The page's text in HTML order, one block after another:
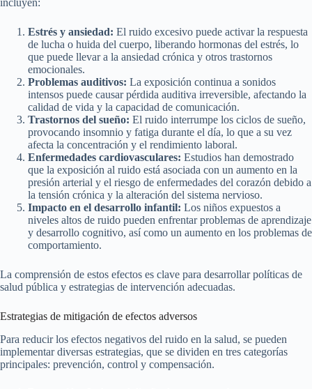
incluyen:
Estrés y ansiedad: El ruido excesivo puede activar la respuesta
de lucha o huida del cuerpo, liberando hormonas del estrés, lo
que puede llevar a la ansiedad crónica y otros trastornos
emocionales.
Problemas auditivos: La exposición continua a sonidos
intensos puede causar pérdida auditiva irreversible, afectando la
calidad de vida y la capacidad de comunicación.
Trastornos del sueño: El ruido interrumpe los ciclos de sueño,
provocando insomnio y fatiga durante el día, lo que a su vez
afecta la concentración y el rendimiento laboral.
Enfermedades cardiovasculares: Estudios han demostrado
que la exposición al ruido está asociada con un aumento en la
presión arterial y el riesgo de enfermedades del corazón debido a
la tensión crónica y la alteración del sistema nervioso.
Impacto en el desarrollo infantil: Los niños expuestos a
niveles altos de ruido pueden enfrentar problemas de aprendizaje
y desarrollo cognitivo, así como un aumento en los problemas de
comportamiento.
La comprensión de estos efectos es clave para desarrollar políticas de
salud pública y estrategias de intervención adecuadas.
Estrategias de mitigación de efectos adversos
Para reducir los efectos negativos del ruido en la salud, se pueden
implementar diversas estrategias, que se dividen en tres categorías
principales: prevención, control y compensación.